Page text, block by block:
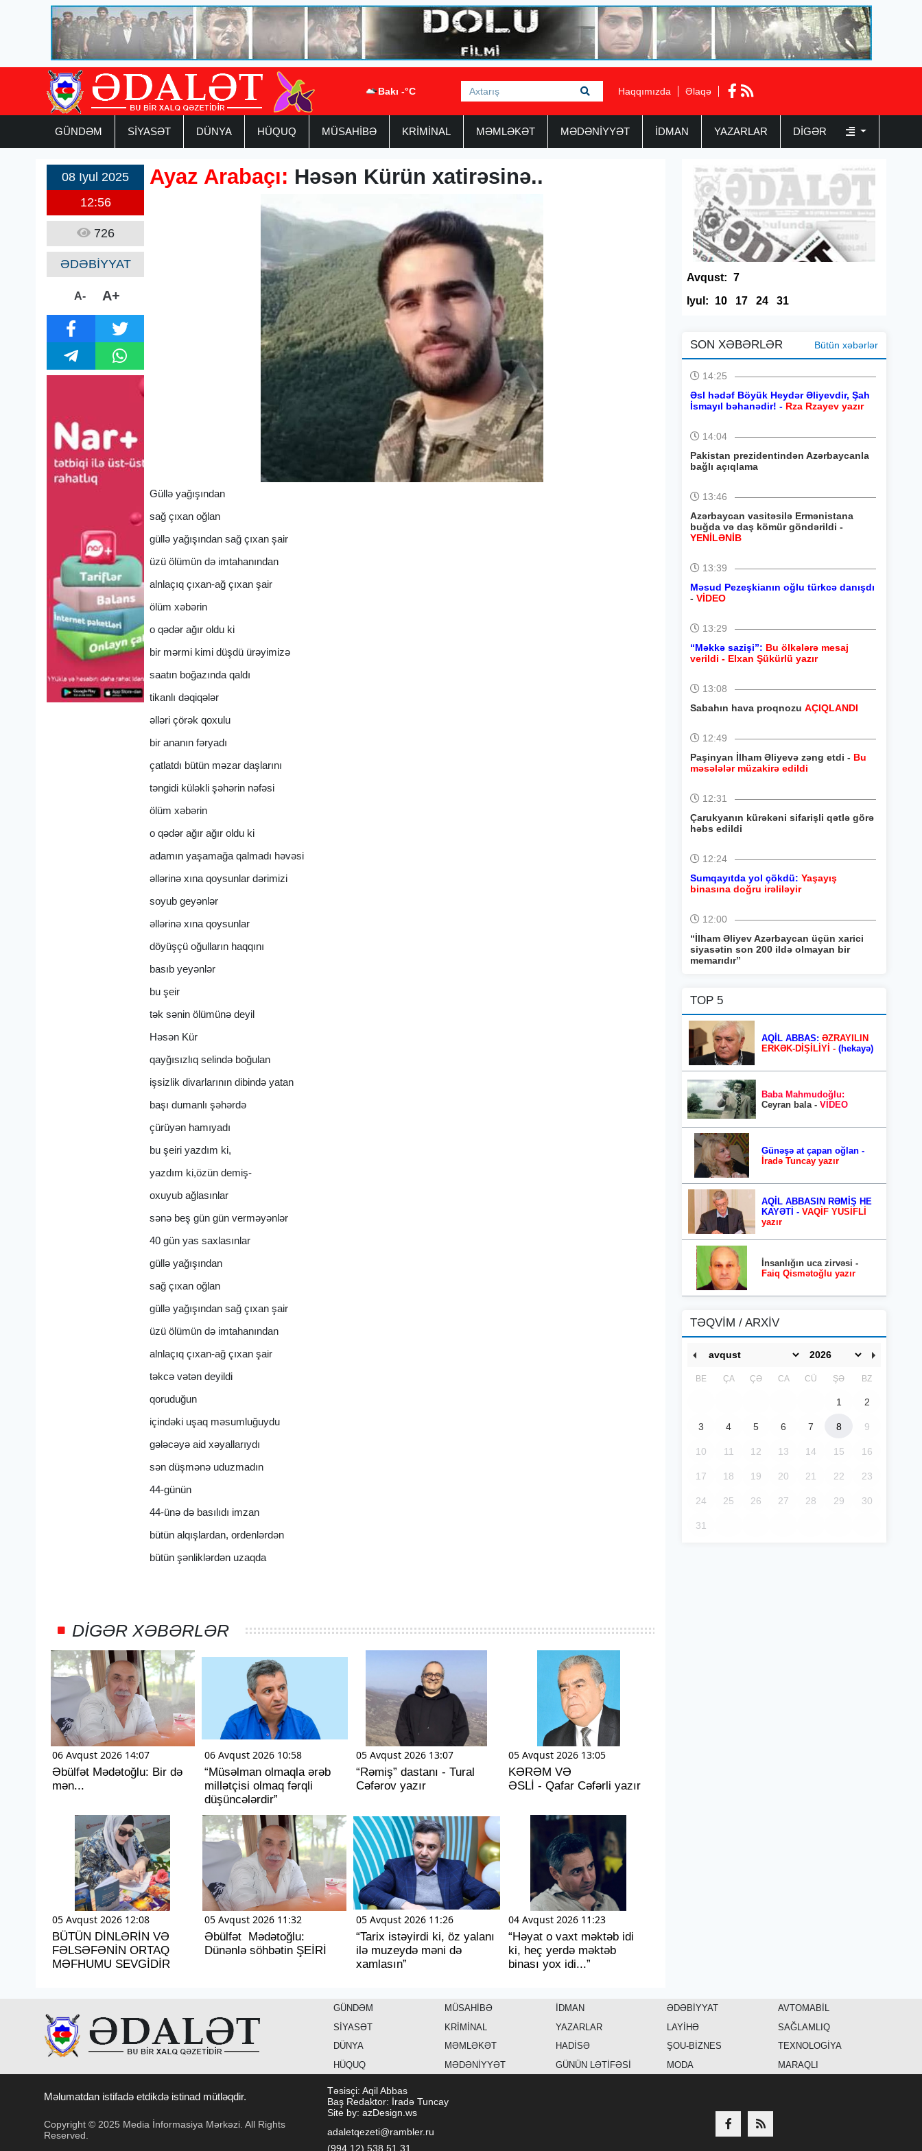
Bakı -°C Haqqımızda Əlaqə
GÜNDƏM SİYASƏT DÜNYA HÜQUQ MÜSAHİBƏ KRİMİNAL MƏMLƏKƏT MƏDƏNİYYƏT İDMAN YAZARLAR DIGƏR
08 Iyul 2025
12:56
726
ƏDƏBİYYAT
A- A+
Ayaz Arabaçı: Həsən Kürün xatirəsinə..
Güllə yağışından
sağ çıxan oğlan
güllə yağışından sağ çıxan şair
üzü ölümün də imtahanından
alnlaçıq çıxan-ağ çıxan şair
ölüm xəbərin
o qədər ağır oldu ki
bir mərmi kimi düşdü ürəyimizə
saatın boğazında qaldı
tikanlı dəqiqələr
əlləri çörək qoxulu
bir ananın fəryadı
çatlatdı bütün məzar daşlarını
təngidi küləkli şəhərin nəfəsi
ölüm xəbərin
o qədər ağır ağır oldu ki
adamın yaşamağa qalmadı həvəsi
əllərinə xına qoysunlar dərimizi
soyub geyənlər
əllərinə xına qoysunlar
döyüşçü oğulların haqqını
basıb yeyənlər
bu şeir
tək sənin ölümünə deyil
Həsən Kür
qayğısızlıq selində boğulan
işsizlik divarlarının dibində yatan
başı dumanlı şəhərdə
çürüyən hamıyadı
bu şeiri yazdım ki,
yazdım ki,özün demiş-
oxuyub ağlasınlar
sənə beş gün gün verməyənlər
40 gün yas saxlasınlar
güllə yağışından
sağ çıxan oğlan
güllə yağışından sağ çıxan şair
üzü ölümün də imtahanından
alnlaçıq çıxan-ağ çıxan şair
təkcə vətən deyildi
qoruduğun
içindəki uşaq məsumluğuydu
gələcəyə aid xəyallarıydı
sən düşmənə uduzmadın
44-günün
44-ünə də basılıdı imzan
bütün alqışlardan, ordenlərdən
bütün şənliklərdən uzaqda
DIGƏR XƏBƏRLƏR
06 Avqust 2026 14:07
Əbülfət Mədətoğlu: Bir də
mən...
06 Avqust 2026 10:58
“Müsəlman olmaqla ərəb
millətçisi olmaq fərqli
düşüncələrdir”
05 Avqust 2026 13:07
“Rəmiş” dastanı - Tural
Cəfərov yazır
05 Avqust 2026 13:05
KƏRƏM VƏ
ƏSLİ - Qafar Cəfərli yazır
05 Avqust 2026 12:08
BÜTÜN DİNLƏRİN VƏ
FƏLSƏFƏNİN ORTAQ
MƏFHUMU SEVGİDİR
05 Avqust 2026 11:32
Əbülfət Mədətoğlu:
Dünənlə söhbətin ŞEİRİ
05 Avqust 2026 11:26
“Tarix istəyirdi ki, öz yalanı
ilə muzeydə məni də
xamlasın”
04 Avqust 2026 11:23
“Həyat o vaxt məktəb idi
ki, heç yerdə məktəb
binası yox idi...”
Avqust: 7
Iyul:
10 17 24 31
SON XƏBƏRLƏR Bütün xəbərlər
14:25
Əsl hədəf Böyük Heydər Əliyevdir, Şah
İsmayıl bəhanədir! - Rza Rzayev yazır
14:04
Pakistan prezidentindən Azərbaycanla
bağlı açıqlama
13:46
Azərbaycan vasitəsilə Ermənistana
buğda və daş kömür göndərildi -
YENİLƏNİB
13:39
Məsud Pezeşkianın oğlu türkcə danışdı
- VİDEO
13:29
“Məkkə sazişi”: Bu ölkələrə mesaj
verildi - Elxan Şükürlü yazır
13:08
Sabahın hava proqnozu AÇIQLANDI
12:49
Paşinyan İlham Əliyevə zəng etdi - Bu
məsələlər müzakirə edildi
12:31
Çarukyanın kürəkəni sifarişli qətlə görə
həbs edildi
12:24
Sumqayıtda yol çökdü: Yaşayış
binasına doğru irəliləyir
12:00
“İlham Əliyev Azərbaycan üçün xarici
siyasətin son 200 ildə olmayan bir
memarıdır”
TOP 5
AQİL ABBAS: ƏZRAYILIN
ERKƏK-DİŞİLİYİ - (hekayə)
Baba Mahmudoğlu:
Ceyran bala - VİDEO
Günəşə at çapan oğlan -
İradə Tuncay yazır
AQİL ABBASIN RƏMİŞ HE
KAYƏTİ - VAQİF YUSİFLİ
yazır
İnsanlığın uca zirvəsi -
Faiq Qismətoğlu yazır
TƏQVİM / ARXİV
BE ÇA ÇƏ CA CÜ ŞƏ BZ
1 2
3 4 5 6 7 8 9
10 11 12 13 14 15 16
17 18 19 20 21 22 23
24 25 26 27 28 29 30
31
GÜNDƏM
SİYASƏT
DÜNYA
HÜQUQ
MÜSAHİBƏ
KRİMİNAL
MƏMLƏKƏT
MƏDƏNİYYƏT
İDMAN
YAZARLAR
HADİSƏ
GÜNÜN LƏTİFƏSİ
ƏDƏBİYYAT
LAYİHƏ
ŞOU-BİZNES
MODA
AVTOMABİL
SAĞLAMLIQ
TEXNOLOGİYA
MARAQLI
Məlumatdan istifadə etdikdə istinad mütləqdir.
Copyright © 2025 Media İnformasiya Mərkəzi. All Rights
Reserved.
Təsisçi: Aqil Abbas
Baş Redaktor: İradə Tuncay
Site by: azDesign.ws
adaletqezeti@rambler.ru
(994 12) 538 51 31